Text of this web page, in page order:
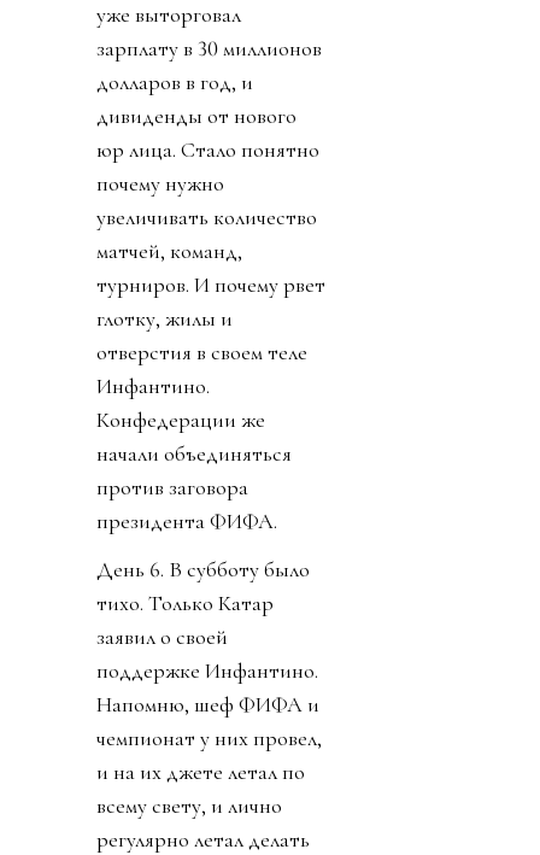
уже выторговал
зарплату в 30 миллионов
долларов в год, и
дивиденды от нового
юр лица. Стало понятно
почему нужно
увеличивать количество
матчей, команд,
турниров. И почему рвет
глотку, жилы и
отверстия в своем теле
Инфантино.
Конфедерации же
начали объединяться
против заговора
президента ФИФА.
День 6. В субботу было
тихо. Только Катар
заявил о своей
поддержке Инфантино.
Напомню, шеф ФИФА и
чемпионат у них провел,
и на их джете летал по
всему свету, и лично
регулярно летал делать